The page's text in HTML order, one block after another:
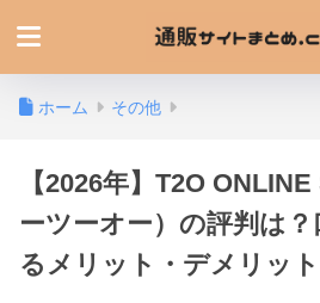
ホーム その他
【2026年】T2O
ーツーオー）の評判は
るメリット・デメリット